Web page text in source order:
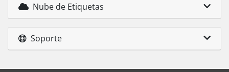
Nube de Etiquetas
Soporte